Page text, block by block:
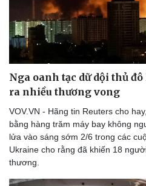
Nga oanh tạc dữ dội thủ
ra nhiều thương vong
VOV.VN - Hãng tin Reuters cho
bằng hàng trăm máy bay không
lửa vào sáng sớm 2/6 trong các
Ukraine cho rằng đã khiến 18
thương.